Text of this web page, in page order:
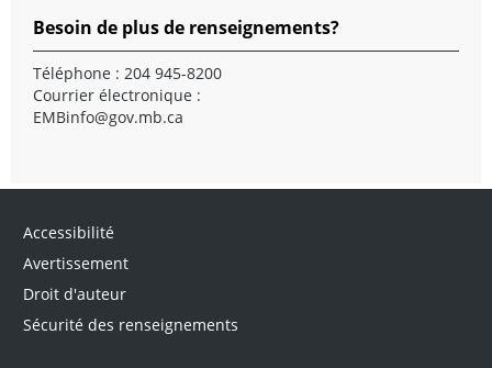
Besoin de plus de renseignements?
Téléphone : 204 945-8200
Courrier électronique :
EMBinfo@gov.mb.ca
Accessibilité
Avertissement
Droit d'auteur
Sécurité des renseignements